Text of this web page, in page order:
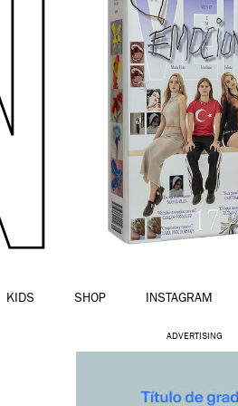
KIDS SHOP INSTAGRAM
ADVERTISING